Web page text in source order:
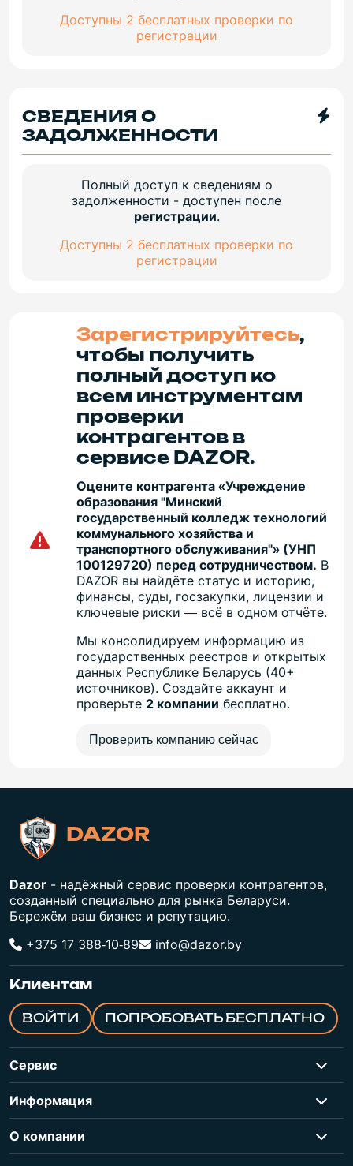
Доступны 2 бесплатных проверки по
регистрации
СВЕДЕНИЯ О
ЗАДОЛЖЕННОСТИ
Полный доступ к сведениям о
задолженности - доступен после
регистрации.
Доступны 2 бесплатных проверки по
регистрации
Зарегистрируйтесь,
чтобы получить
полный доступ ко
всем инструментам
проверки
контрагентов в
сервисе DAZOR.
Оцените контрагента «Учреждение
образования "Минский
государственный колледж технологий
коммунального хозяйства и
транспортного обслуживания"» (УНП
100129720) перед сотрудничеством. В
DAZOR вы найдёте статус и историю,
финансы, суды, госзакупки, лицензии и
ключевые риски — всё в одном отчёте.
Мы консолидируем информацию из
государственных реестров и открытых
данных Республике Беларусь (40+
источников). Создайте аккаунт и
проверьте2 компании бесплатно.
Проверить компанию сейчас
DAZOR
Dazor - надёжный сервис проверки контрагентов,
созданный специально для рынка Беларуси.
Бережём ваш бизнес и репутацию.
+375 17 388‑10‑89
info@dazor.by
Клиентам
ВОЙТИ ПОПРОБОВАТЬ БЕСПЛАТНО
Сервис
Информация
О компании